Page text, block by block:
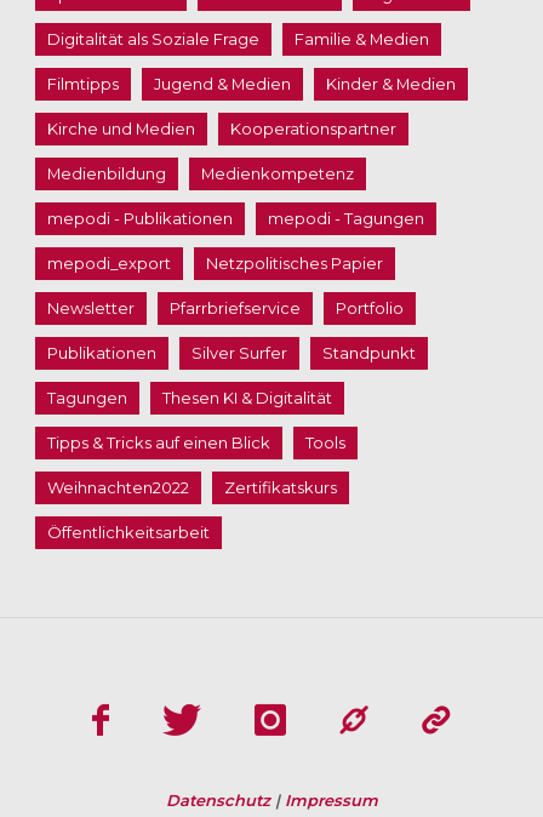
Digitalität als Soziale Frage Familie & Medien
Filmtipps Jugend & Medien Kinder & Medien
Kirche und Medien Kooperationspartner
Medienbildung Medienkompetenz
mepodi - Publikationen mepodi - Tagungen
mepodi_export Netzpolitisches Papier
Newsletter Pfarrbriefservice Portfolio
Publikationen Silver Surfer Standpunkt
Tagungen Thesen KI & Digitalität
Tipps & Tricks auf einen Blick Tools
Weihnachten2022 Zertifikatskurs
Öffentlichkeitsarbeit
Datenschutz | Impressum